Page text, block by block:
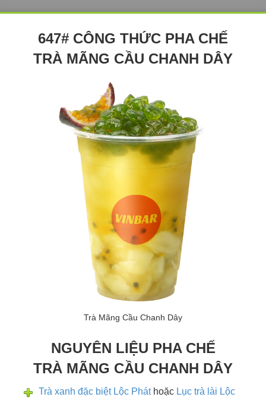
647# CÔNG THỨC PHA CHẾ
TRÀ MÃNG CẦU CHANH DÂY
Trà Mãng Cầu Chanh Dây
NGUYÊN LIỆU PHA CHẾ
TRÀ MÃNG CẦU CHANH DÂY
Trà xanh đặc biệt Lộc Pháthoặc Lục trà lài Lộc